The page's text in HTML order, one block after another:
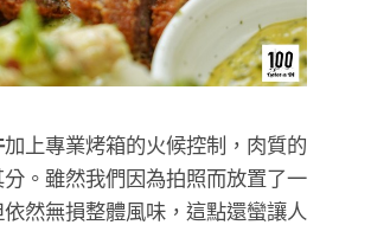
加上專業烤箱的火候控制，肉質的
分。雖然我們因為拍照而放置了一
然無損整體風味，這點還蠻讓人